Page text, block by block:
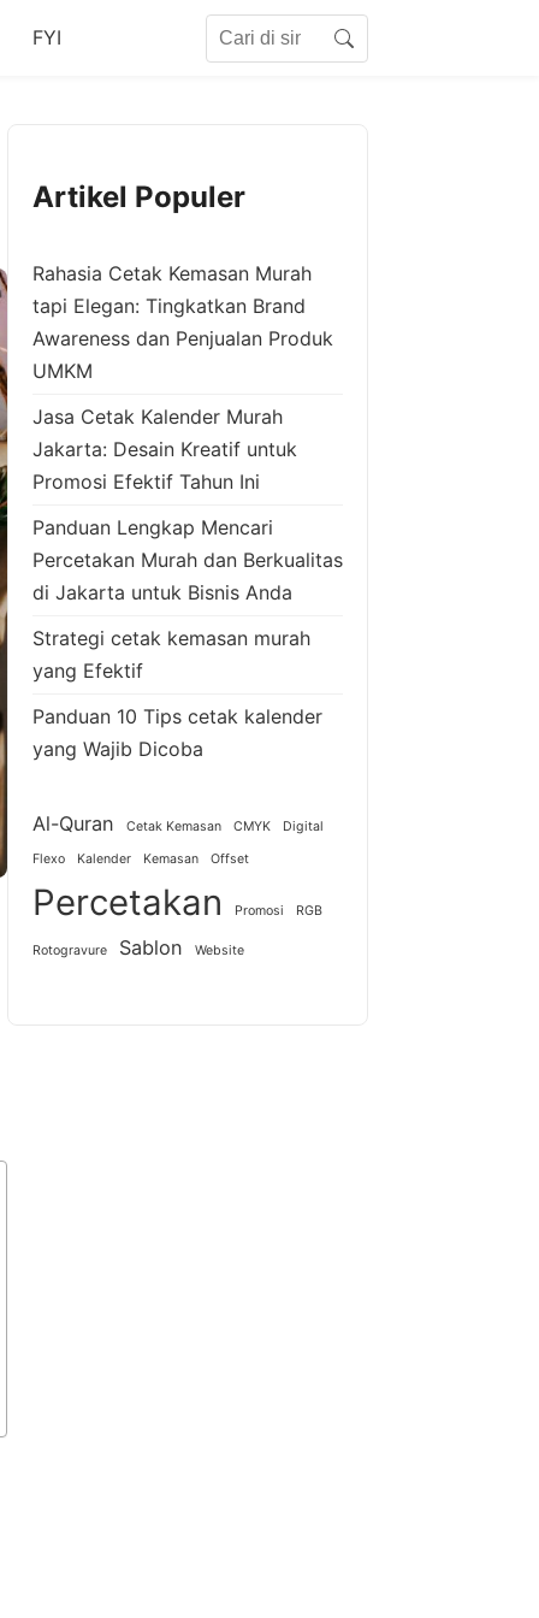
FYI Search
Artikel Populer
Rahasia Cetak Kemasan Murah
tapi Elegan: Tingkatkan Brand
Awareness dan Penjualan Produk
UMKM
Jasa Cetak Kalender Murah
Jakarta: Desain Kreatif untuk
Promosi Efektif Tahun Ini
Panduan Lengkap Mencari
Percetakan Murah dan Berkualitas
di Jakarta untuk Bisnis Anda
Strategi cetak kemasan murah
yang Efektif
Panduan 10 Tips cetak kalender
yang Wajib Dicoba
Al-Quran Cetak Kemasan CMYK Digital
Flexo Kalender Kemasan Offset
Percetakan Promosi RGB
Rotogravure Sablon Website